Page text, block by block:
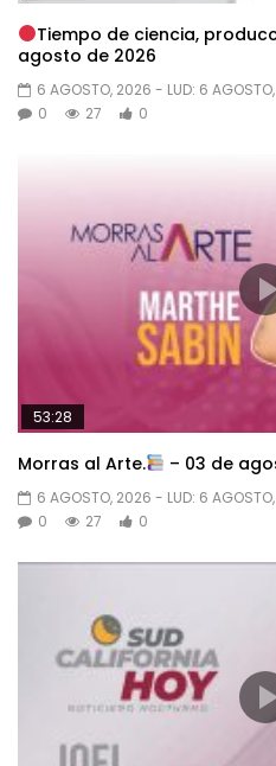
Tiempo de ciencia,
agosto de 2026
6 AGOSTO, 2026 - LUD: 6
0
27 0
53:28
Morras al Arte. – 03 de
6 AGOSTO, 2026 - LUD: 6
0
27 0